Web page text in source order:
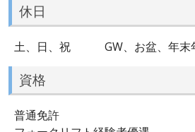
休日
土、日、祝 GW、お盆、年末
資格
普通免許